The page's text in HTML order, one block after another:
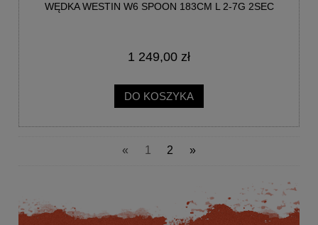
WĘDKA WESTIN W6 SPOON 183CM L 2-7G 2SEC
1 249,00 zł
DO KOSZYKA
« 1 2 »